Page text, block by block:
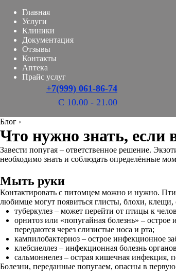
Главная
Услуги
Клиники
Документация
Отзывы
Контакты
Аптека
Прайс услуг
+7(999) 061-86-74
С 10.00 - 21.00
Блог ›
Что нужно знать, если
Завести попугая – ответственное решение.
необходимо знать и соблюдать определённые
Мыть руки
Контактировать с питомцем можно и нужно.
любимце могут появиться глисты, блохи, клещи,
туберкулез – может перейти от птицы к
орнитоз или «попугайная болезнь» –
передаются через слизистые носа и рта;
кампилобактериоз – острое инфекционное
клебсиеллез – инфекционная болезнь
сальмоннелез – острая кишечная инфекция,
Болезни, переданные попугаем, опасны в